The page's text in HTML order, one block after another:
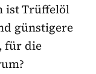
ist Trüffelöl
günstigere
für die